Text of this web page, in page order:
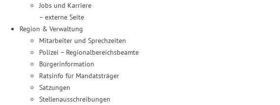
Jobs und Karriere
– externe Seite
Region & Verwaltung
Mitarbeiter und Sprechzeiten
Polizei – Regionalbereichsbeamte
Bürgerinformation
Ratsinfo für Mandatsträger
Satzungen
Stellenausschreibungen